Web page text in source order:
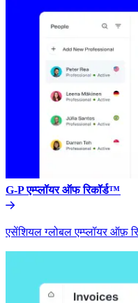
G-P एम्प्लॉयर ऑफ रिकॉर्ड™​​
एसेंशियल ग्लोबल एम्प्लॉयर ऑफ़